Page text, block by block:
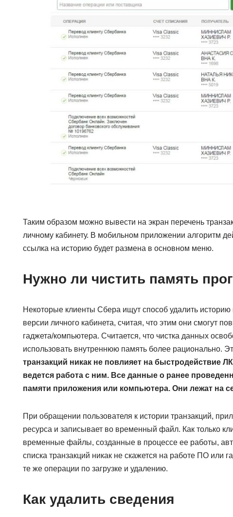
Таким образом можно вывести на экран перечень
личному кабинету. В мобильном приложении алгоритм
ссылка на историю будет размена в основном меню.
Нужно ли чистить память
Некоторые клиенты Сбера ищут способ удалить
версии личного кабинета, считая, что этим они смогут
гаджета/компьютера. Считается, что чистка данных
использовать внутреннюю память более рационально.
транзакций никак не повлияет на быстродействие
ведется работа с ним. Все данные о ранее
памяти приложения или компьютера. Они лежат на
При обращении пользователя к истории транзакций,
ресурса и записывает во временный файл. Как только
временные файлы, созданные в процессе ее работы,
списка транзакций никак не скажется на работе ПО или
те же операции по загрузке и удалению.
Как удалить сведения